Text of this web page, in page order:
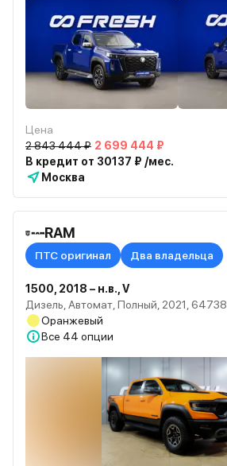
Цена
2 843 444 ₽ 2 699 444 ₽
В кредит от 30137 ₽ /мес.
Москва
RAM
ПТС оригинал Два владельца
1500, 2018 – н.в., V
Дизель, Автомат, Полный, 2021, 64738
Оранжевый
Все 44 опции